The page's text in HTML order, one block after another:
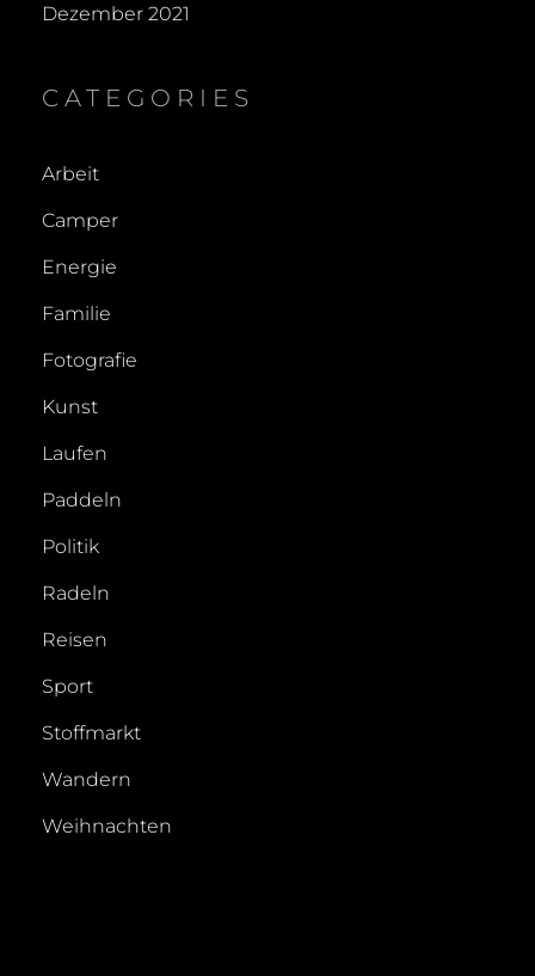
Dezember 2021
CATEGORIES
Arbeit
Camper
Energie
Familie
Fotografie
Kunst
Laufen
Paddeln
Politik
Radeln
Reisen
Sport
Stoffmarkt
Wandern
Weihnachten